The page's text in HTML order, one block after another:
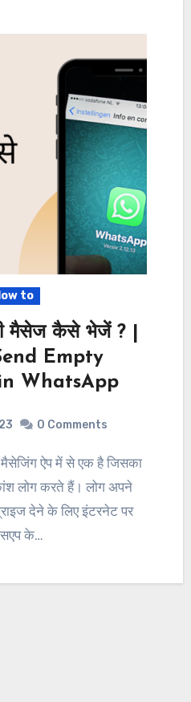
to
मैसेज कैसे भेजें ? |
Empty
WhatsApp
0 Comments
लोग करते हैं। लोग अपने
देने के लिए इंटरनेट पर
के…